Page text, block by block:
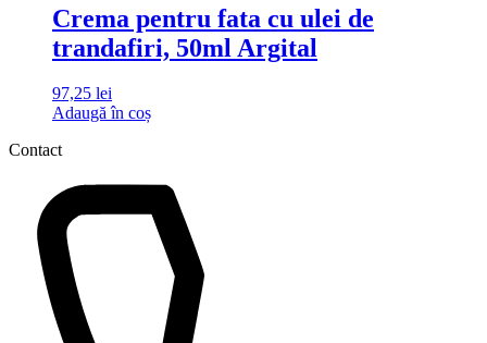
Crema pentru fata cu ulei de
trandafiri, 50ml Argital
97,25 lei
Adaugă în coș
Contact